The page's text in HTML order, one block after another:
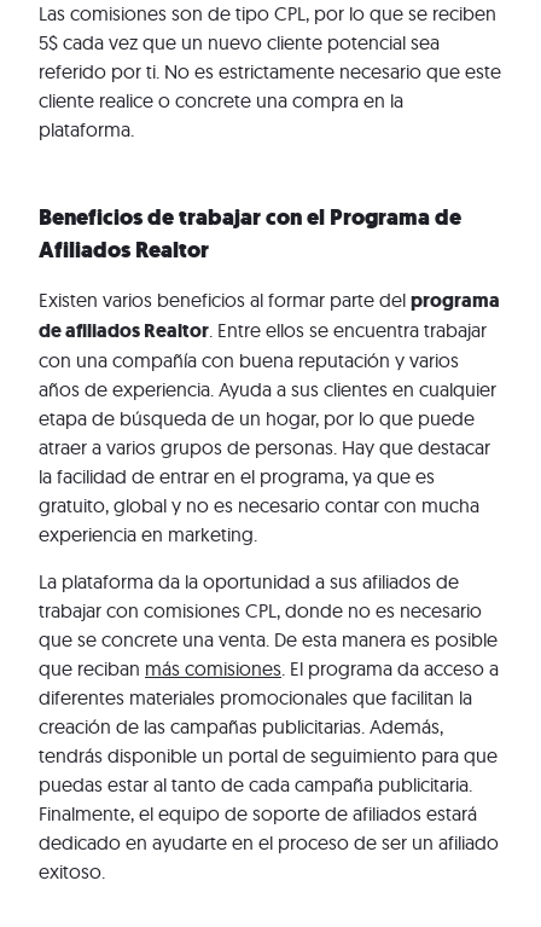
Las comisiones son de tipo CPL, por lo que se reciben
5$ cada vez que un nuevo cliente potencial sea
referido por ti. No es estrictamente necesario que este
cliente realice o concrete una compra en la
plataforma.
Beneficios de trabajar con el Programa de
Afiliados Realtor
Existen varios beneficios al formar parte del programa
de afiliados Realtor. Entre ellos se encuentra trabajar
con una compañía con buena reputación y varios
años de experiencia. Ayuda a sus clientes en cualquier
etapa de búsqueda de un hogar, por lo que puede
atraer a varios grupos de personas. Hay que destacar
la facilidad de entrar en el programa, ya que es
gratuito, global y no es necesario contar con mucha
experiencia en marketing.
La plataforma da la oportunidad a sus afiliados de
trabajar con comisiones CPL, donde no es necesario
que se concrete una venta. De esta manera es posible
que reciban más comisiones. El programa da acceso a
diferentes materiales promocionales que facilitan la
creación de las campañas publicitarias. Además,
tendrás disponible un portal de seguimiento para que
puedas estar al tanto de cada campaña publicitaria.
Finalmente, el equipo de soporte de afiliados estará
dedicado en ayudarte en el proceso de ser un afiliado
exitoso.